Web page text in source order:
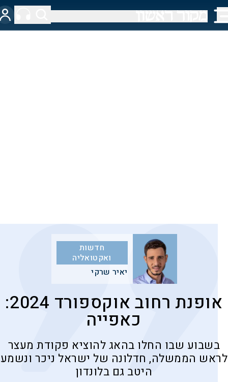
חדשות
ואקטואליה
יאיר שרקי
אופנת רחוב אוקספורד 2024:
כאפייה
בשבוע שבו החלו בהאג להוציא פקודת מעצר
לראש הממשלה, חדלונה של ישראל ניכר ונשמע
היטב גם בלונדון